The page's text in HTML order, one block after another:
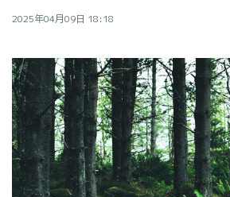
2025年04月09日 18:18